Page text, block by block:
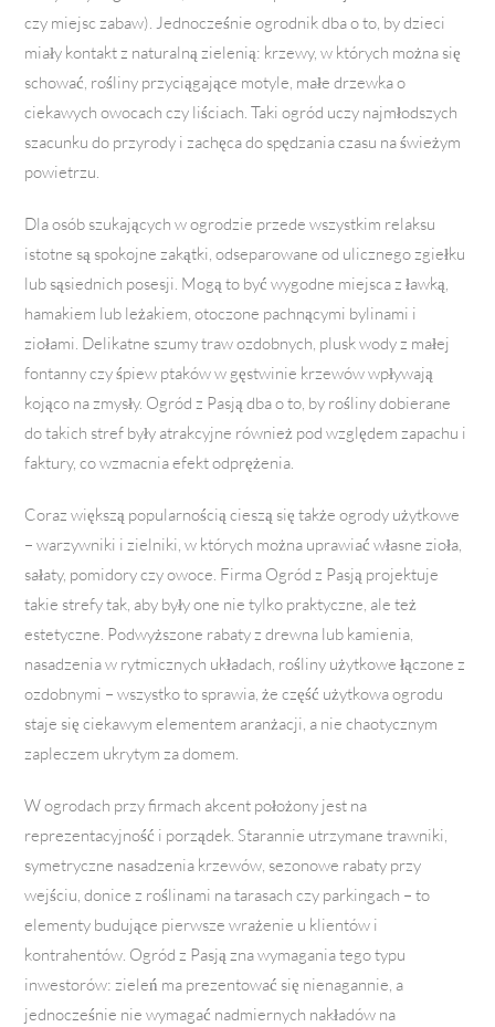
czy miejsc zabaw). Jednocześnie ogrodnik dba o to, by dzieci
miały kontakt z naturalną zielenią: krzewy, w których można się
schować, rośliny przyciągające motyle, małe drzewka o
ciekawych owocach czy liściach. Taki ogród uczy najmłodszych
szacunku do przyrody i zachęca do spędzania czasu na świeżym
powietrzu.
Dla osób szukających w ogrodzie przede wszystkim relaksu
istotne są spokojne zakątki, odseparowane od ulicznego zgiełku
lub sąsiednich posesji. Mogą to być wygodne miejsca z ławką,
hamakiem lub leżakiem, otoczone pachnącymi bylinami i
ziołami. Delikatne szumy traw ozdobnych, plusk wody z małej
fontanny czy śpiew ptaków w gęstwinie krzewów wpływają
kojąco na zmysły. Ogród z Pasją dba o to, by rośliny dobierane
do takich stref były atrakcyjne również pod względem zapachu i
faktury, co wzmacnia efekt odprężenia.
Coraz większą popularnością cieszą się także ogrody użytkowe
– warzywniki i zielniki, w których można uprawiać własne zioła,
sałaty, pomidory czy owoce. Firma Ogród z Pasją projektuje
takie strefy tak, aby były one nie tylko praktyczne, ale też
estetyczne. Podwyższone rabaty z drewna lub kamienia,
nasadzenia w rytmicznych układach, rośliny użytkowe łączone z
ozdobnymi – wszystko to sprawia, że część użytkowa ogrodu
staje się ciekawym elementem aranżacji, a nie chaotycznym
zapleczem ukrytym za domem.
W ogrodach przy firmach akcent położony jest na
reprezentacyjność i porządek. Starannie utrzymane trawniki,
symetryczne nasadzenia krzewów, sezonowe rabaty przy
wejściu, donice z roślinami na tarasach czy parkingach – to
elementy budujące pierwsze wrażenie u klientów i
kontrahentów. Ogród z Pasją zna wymagania tego typu
inwestorów: zieleń ma prezentować się nienagannie, a
jednocześnie nie wymagać nadmiernych nakładów na